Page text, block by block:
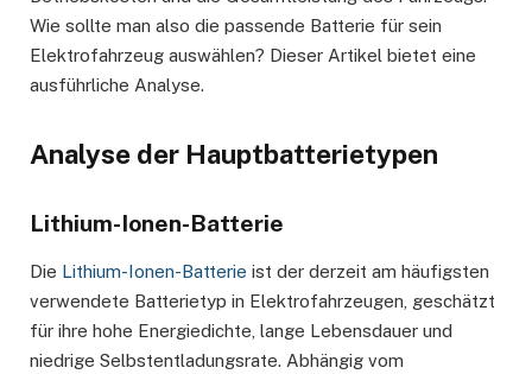
Wie sollte man also die passende Batterie für sein
Elektrofahrzeug auswählen? Dieser Artikel bietet eine
ausführliche Analyse.
Analyse der Hauptbatterietypen
Lithium-Ionen-Batterie
Die Lithium-Ionen-Batterie ist der derzeit am häufigsten
verwendete Batterietyp in Elektrofahrzeugen, geschätzt
für ihre hohe Energiedichte, lange Lebensdauer und
niedrige Selbstentladungsrate. Abhängig vom